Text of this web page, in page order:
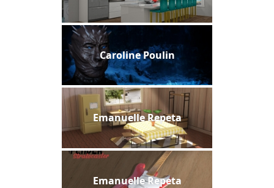
Caroline Poulin
Emanuelle Repeta
Emanuelle Repeta